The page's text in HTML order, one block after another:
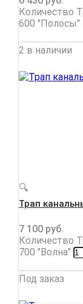
Количество
600 "Полосы"
2 в наличии
🔍
Трап
7 100 руб.
Количество
700 "Волна"
Под заказ